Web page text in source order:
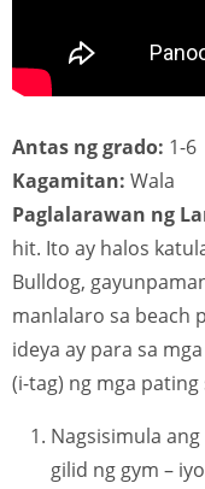
Antas ng grado: 1-6
Kagamitan: Wala
Paglalarawan ng
hit. Ito ay halos
Bulldog,
manlalaro sa beach
ideya ay para sa
(i-tag) ng mga pating
Nagsisimula
gilid ng gym –